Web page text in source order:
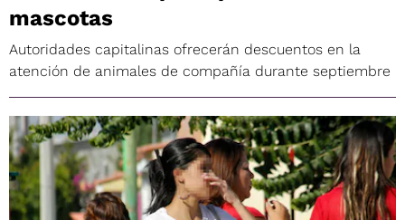
mascotas
Autoridades capitalinas ofrecerán descuentos en la
atención de animales de compañía durante septiembre